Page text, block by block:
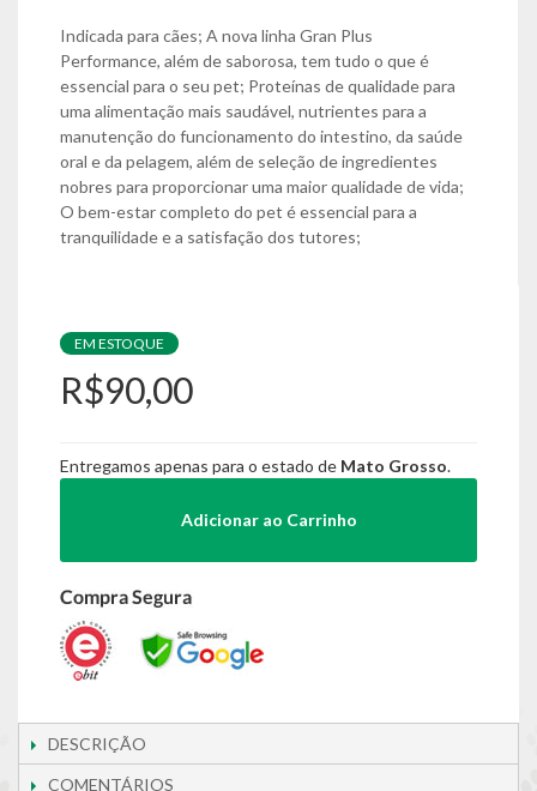
Indicada para cães; A nova linha Gran Plus
Performance, além de saborosa, tem tudo o que é
essencial para o seu pet; Proteínas de qualidade para
uma alimentação mais saudável, nutrientes para a
manutenção do funcionamento do intestino, da saúde
oral e da pelagem, além de seleção de ingredientes
nobres para proporcionar uma maior qualidade de vida;
O bem-estar completo do pet é essencial para a
tranquilidade e a satisfação dos tutores;
EM ESTOQUE
R$90,00
Entregamos apenas para o estado de Mato Grosso.
Adicionar ao Carrinho
DESCRIÇÃO
COMENTÁRIOS